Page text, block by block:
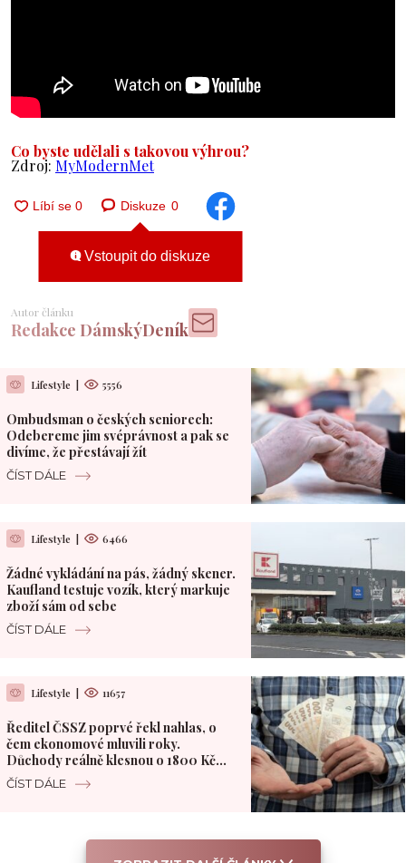
Co byste udělali s takovou výhrou?
Zdroj: MyModernMet
Diskuze 0
Vstoupit do diskuze
Autor článku
Redakce DámskýDeník
Lifestyle | 5556
Ombudsman o českých seniorech:
Odebereme jim svéprávnost a pak se
divíme, že přestávají žít
ČÍST DÁLE
Lifestyle | 6466
Žádné vykládání na pás, žádný skener.
Kaufland testuje vozík, který markuje
zboží sám od sebe
ČÍST DÁLE
Lifestyle | 11657
Ředitel ČSSZ poprvé řekl nahlas, o
čem ekonomové mluvili roky.
Důchody reálně klesnou o 1800 Kč
měsíčně
ČÍST DÁLE